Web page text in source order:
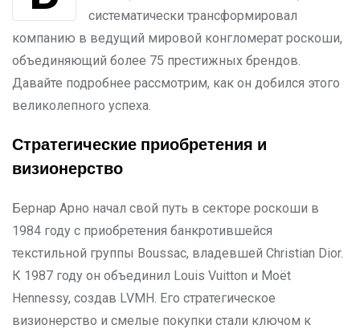
систематически трансформировал
компанию в ведущий мировой конгломерат роскоши,
объединяющий более 75 престижных брендов.
Давайте подробнее рассмотрим, как он добился этого
великолепного успеха.
Стратегические приобретения и
визионерство
Бернар Арно начал свой путь в секторе роскоши в
1984 году с приобретения банкротившейся
текстильной группы Boussac, владевшей Christian Dior.
К 1987 году он объединил Louis Vuitton и Moët
Hennessy, создав LVMH. Его стратегическое
визионерство и смелые покупки стали ключом к